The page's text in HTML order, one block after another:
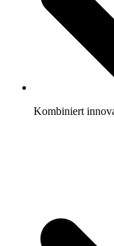
Kombiniert